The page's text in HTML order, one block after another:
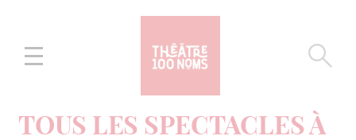
menu
TOUS LES SPECTACLES À